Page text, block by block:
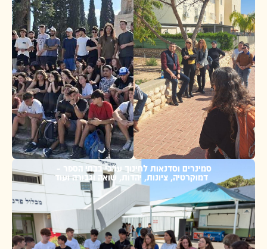
סמינרים וסדנאות לחינוך ערכי בבתי הספר –
דמוקרטיה, ציונות, יהדות, שואה וגבורה ועוד